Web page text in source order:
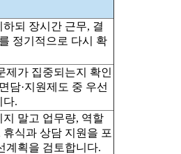
되 장시간 근무, 결
정기적으로 다시 확
제가 집중되는지 확인
담·지원제도 중 우선
다.
말고 업무량, 역할
식과 상담 지원을 포
계획을 검토합니다.